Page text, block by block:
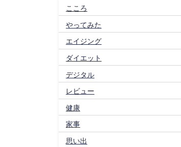
こころ
やってみた
エイジング
ダイエット
デジタル
レビュー
健康
家事
思い出